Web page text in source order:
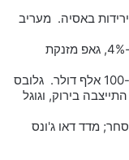
באסיה. מעריב
מסכים ירוקים בוול סטריט, בואינג מטפסת ב-4%, גאפ מזנקת
בירוק, וגוגל
מדד דאו ג'ונס